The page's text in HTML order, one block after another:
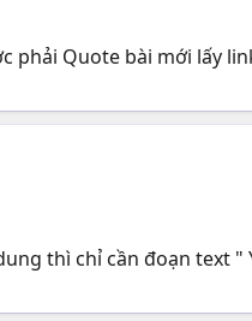
phải Quote bài mới lấy
thì chỉ cần đoạn text